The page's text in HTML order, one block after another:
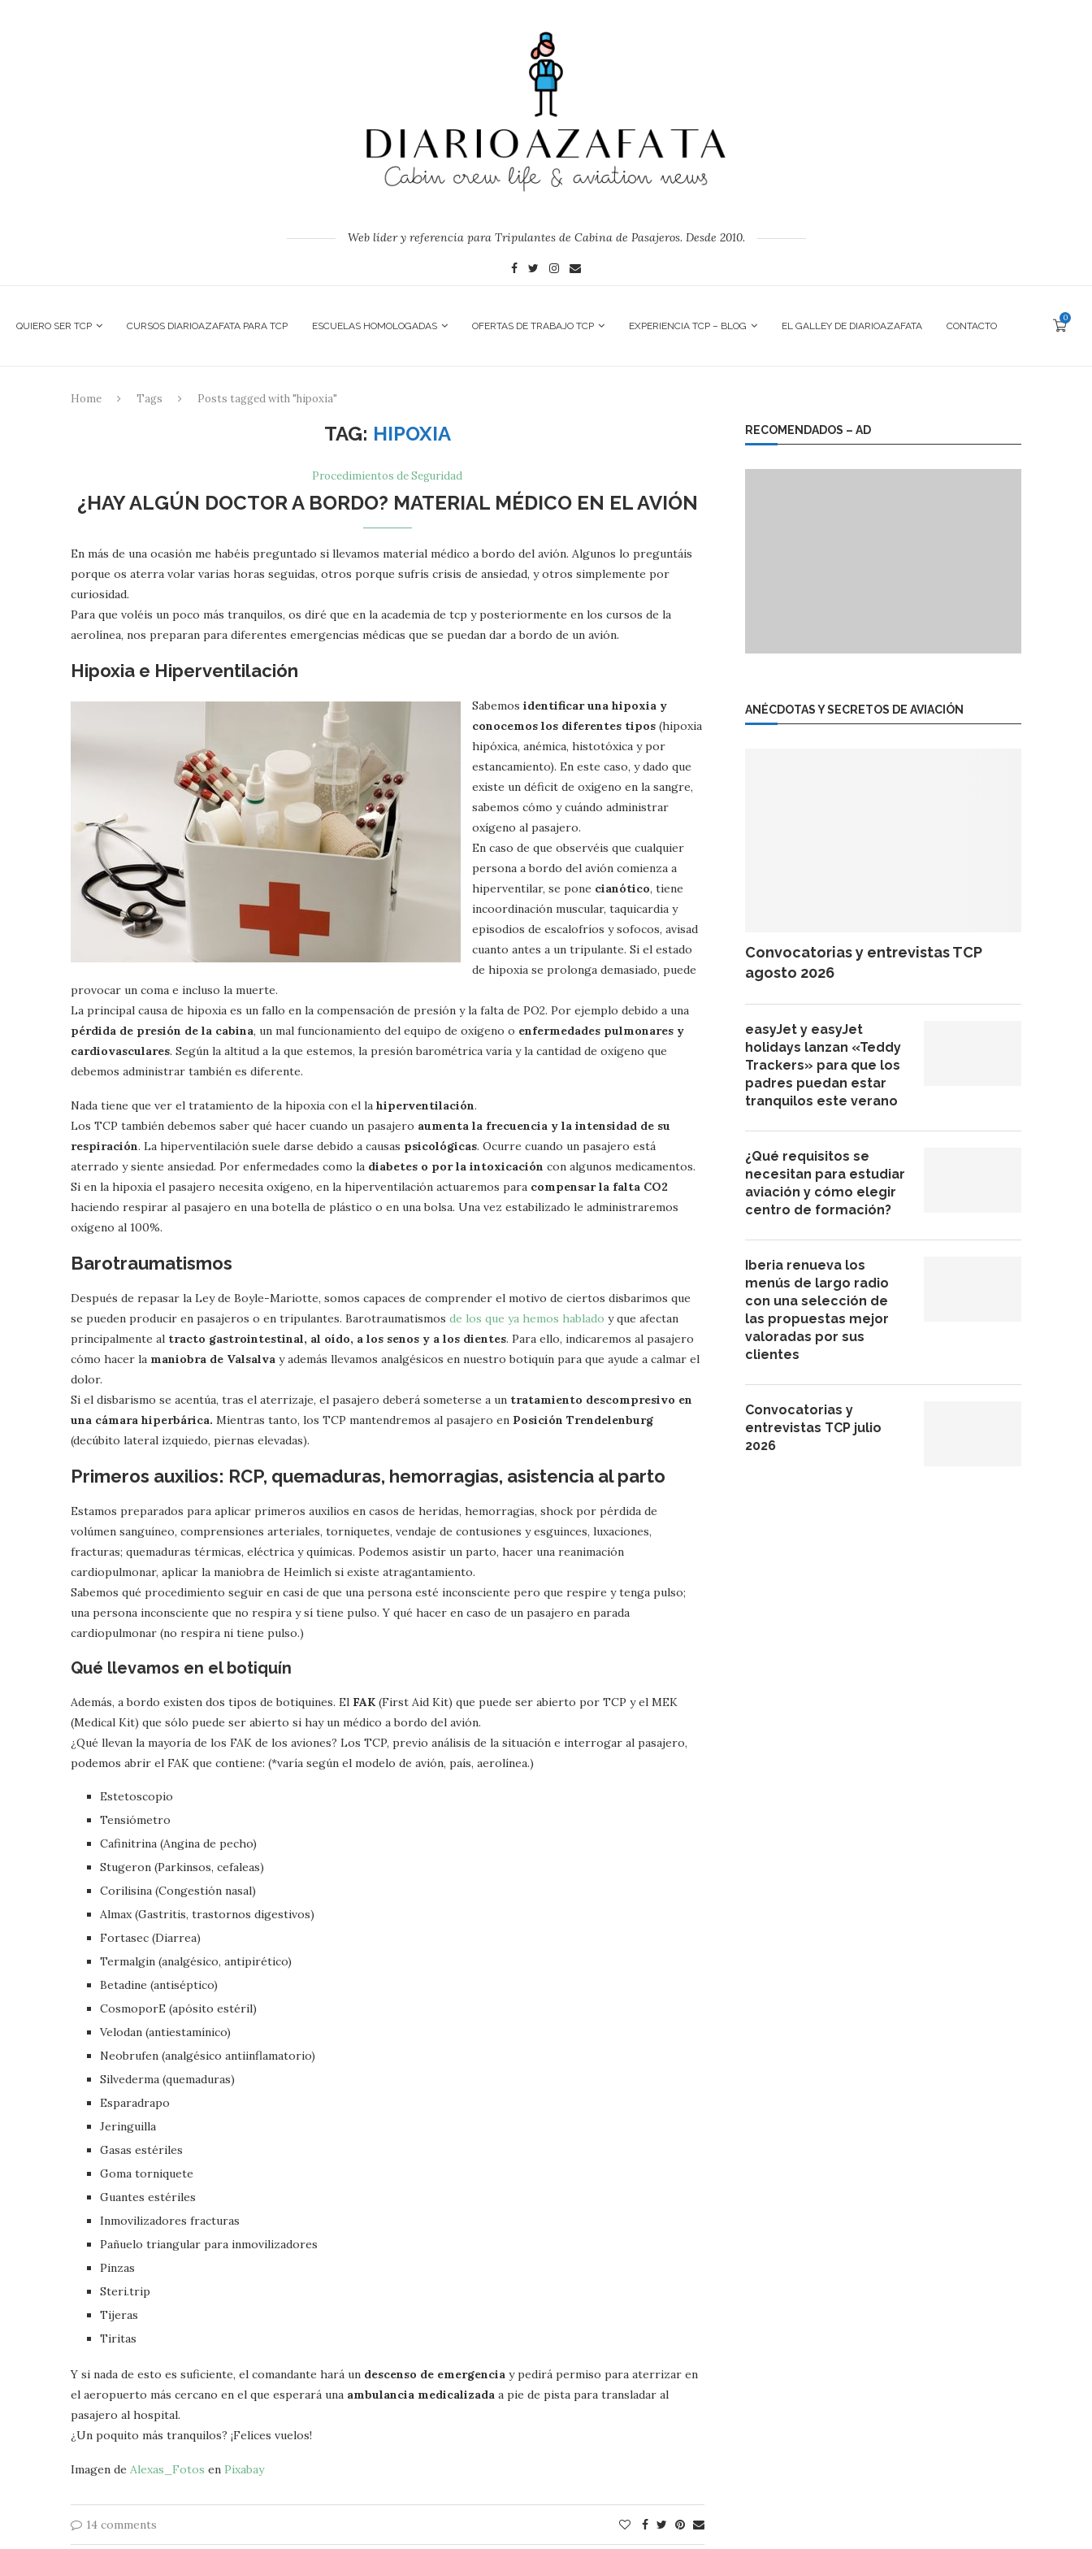
Web líder y referencia para Tripulantes de Cabina de Pasajeros. Desde 2010.
QUIERO SER TCP CURSOS DIARIOAZAFATA PARA TCP ESCUELAS HOMOLOGADAS OFERTAS DE TRABAJO TCP EXPERIENCIA TCP – BLOG EL GALLEY DE DIARIOAZAFATA CONTACTO
0
Home Tags Posts tagged with "hipoxia"
TAG: HIPOXIA
Procedimientos de Seguridad
¿HAY ALGÚN DOCTOR A BORDO? MATERIAL MÉDICO EN EL AVIÓN
En más de una ocasión me habéis preguntado si llevamos material médico a bordo del avión. Algunos lo preguntáis
porque os aterra volar varias horas seguidas, otros porque sufrís crisis de ansiedad, y otros simplemente por
curiosidad.
Para que voléis un poco más tranquilos, os diré que en la academia de tcp y posteriormente en los cursos de la
aerolínea, nos preparan para diferentes emergencias médicas que se puedan dar a bordo de un avión.
Hipoxia e Hiperventilación
Sabemos identificar una hipoxia y
conocemos los diferentes tipos (hipoxia
hipóxica, anémica, histotóxica y por
estancamiento). En este caso, y dado que
existe un déficit de oxígeno en la sangre,
sabemos cómo y cuándo administrar
oxígeno al pasajero.
En caso de que observéis que cualquier
persona a bordo del avión comienza a
hiperventilar, se pone cianótico, tiene
incoordinación muscular, taquicardia y
episodios de escalofríos y sofocos, avisad
cuanto antes a un tripulante. Si el estado
de hipoxia se prolonga demasiado, puede
provocar un coma e incluso la muerte.
La principal causa de hipoxia es un fallo en la compensación de presión y la falta de PO2. Por ejemplo debido a una
pérdida de presión de la cabina, un mal funcionamiento del equipo de oxígeno o enfermedades pulmonares y
cardiovasculares. Según la altitud a la que estemos, la presión barométrica varía y la cantidad de oxígeno que
debemos administrar también es diferente.
Nada tiene que ver el tratamiento de la hipoxia con el la hiperventilación.
Los TCP también debemos saber qué hacer cuando un pasajero aumenta la frecuencia y la intensidad de su
respiración. La hiperventilación suele darse debido a causas psicológicas. Ocurre cuando un pasajero está
aterrado y siente ansiedad. Por enfermedades como la diabetes o por la intoxicación con algunos medicamentos.
Si en la hipoxia el pasajero necesita oxígeno, en la hiperventilación actuaremos para compensar la falta CO2
haciendo respirar al pasajero en una botella de plástico o en una bolsa. Una vez estabilizado le administraremos
oxígeno al 100%.
Barotraumatismos
Después de repasar la Ley de Boyle-Mariotte, somos capaces de comprender el motivo de ciertos disbarimos que
se pueden producir en pasajeros o en tripulantes. Barotraumatismos de los que ya hemos hablado y que afectan
principalmente al tracto gastrointestinal, al oído, a los senos y a los dientes. Para ello, indicaremos al pasajero
cómo hacer la maniobra de Valsalva y además llevamos analgésicos en nuestro botiquín para que ayude a calmar el
dolor.
Si el disbarismo se acentúa, tras el aterrizaje, el pasajero deberá someterse a un tratamiento descompresivo en
una cámara hiperbárica. Mientras tanto, los TCP mantendremos al pasajero en Posición Trendelenburg
(decúbito lateral izquiedo, piernas elevadas).
Primeros auxilios: RCP, quemaduras, hemorragias, asistencia al parto
Estamos preparados para aplicar primeros auxilios en casos de heridas, hemorragias, shock por pérdida de
volúmen sanguíneo, comprensiones arteriales, torniquetes, vendaje de contusiones y esguinces, luxaciones,
fracturas; quemaduras térmicas, eléctrica y químicas. Podemos asistir un parto, hacer una reanimación
cardiopulmonar, aplicar la maniobra de Heimlich si existe atragantamiento.
Sabemos qué procedimiento seguir en casi de que una persona esté inconsciente pero que respire y tenga pulso;
una persona inconsciente que no respira y sí tiene pulso. Y qué hacer en caso de un pasajero en parada
cardiopulmonar (no respira ni tiene pulso.)
Qué llevamos en el botiquín
Además, a bordo existen dos tipos de botiquines. El FAK (First Aid Kit) que puede ser abierto por TCP y el MEK
(Medical Kit) que sólo puede ser abierto si hay un médico a bordo del avión.
¿Qué llevan la mayoría de los FAK de los aviones? Los TCP, previo análisis de la situación e interrogar al pasajero,
podemos abrir el FAK que contiene: (*varía según el modelo de avión, país, aerolínea.)
Estetoscopio
Tensiómetro
Cafinitrina (Angina de pecho)
Stugeron (Parkinsos, cefaleas)
Corilisina (Congestión nasal)
Almax (Gastritis, trastornos digestivos)
Fortasec (Diarrea)
Termalgin (analgésico, antipirético)
Betadine (antiséptico)
CosmoporE (apósito estéril)
Velodan (antiestamínico)
Neobrufen (analgésico antiinflamatorio)
Silvederma (quemaduras)
Esparadrapo
Jeringuilla
Gasas estériles
Goma torniquete
Guantes estériles
Inmovilizadores fracturas
Pañuelo triangular para inmovilizadores
Pinzas
Steri.trip
Tijeras
Tiritas
Y si nada de esto es suficiente, el comandante hará un descenso de emergencia y pedirá permiso para aterrizar en
el aeropuerto más cercano en el que esperará una ambulancia medicalizada a pie de pista para transladar al
pasajero al hospital.
¿Un poquito más tranquilos? ¡Felices vuelos!
Imagen de Alexas_Fotos en Pixabay
14 comments
RECOMENDADOS – AD
ANÉCDOTAS Y SECRETOS DE AVIACIÓN
Convocatorias y entrevistas TCP
agosto 2026
easyJet y easyJet
holidays lanzan «Teddy
Trackers» para que los
padres puedan estar
tranquilos este verano
¿Qué requisitos se
necesitan para estudiar
aviación y cómo elegir
centro de formación?
Iberia renueva los
menús de largo radio
con una selección de
las propuestas mejor
valoradas por sus
clientes
Convocatorias y
entrevistas TCP julio
2026